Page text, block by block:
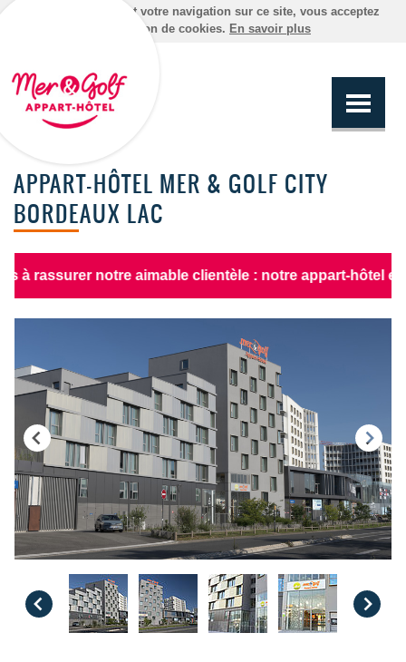
En poursuivant votre navigation sur ce site, vous acceptez
l'utilisation de cookies. En savoir plus
APPART-HÔTEL MER & GOLF CITY
BORDEAUX LAC
notre aimable clientèle : notre appart-hôtel est